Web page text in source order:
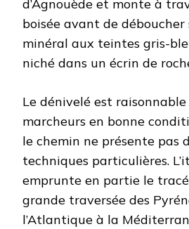
d’Agnouède et monte à
boisée avant de
minéral aux teintes gris-
niché dans un écrin de
Le dénivelé est
marcheurs en bonne
le chemin ne présente pas
techniques particulières.
emprunte en partie le
grande traversée des
l’Atlantique à la